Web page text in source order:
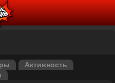
Активность